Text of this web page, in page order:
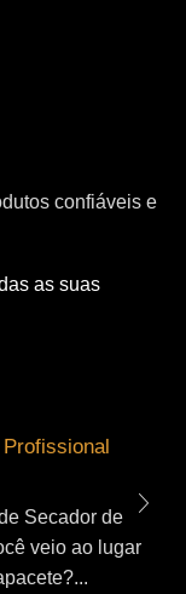
confiáveis e
as suas
Secador de
veio ao lugar